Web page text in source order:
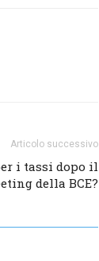
Articolo successivo
i tassi dopo il
della BCE?